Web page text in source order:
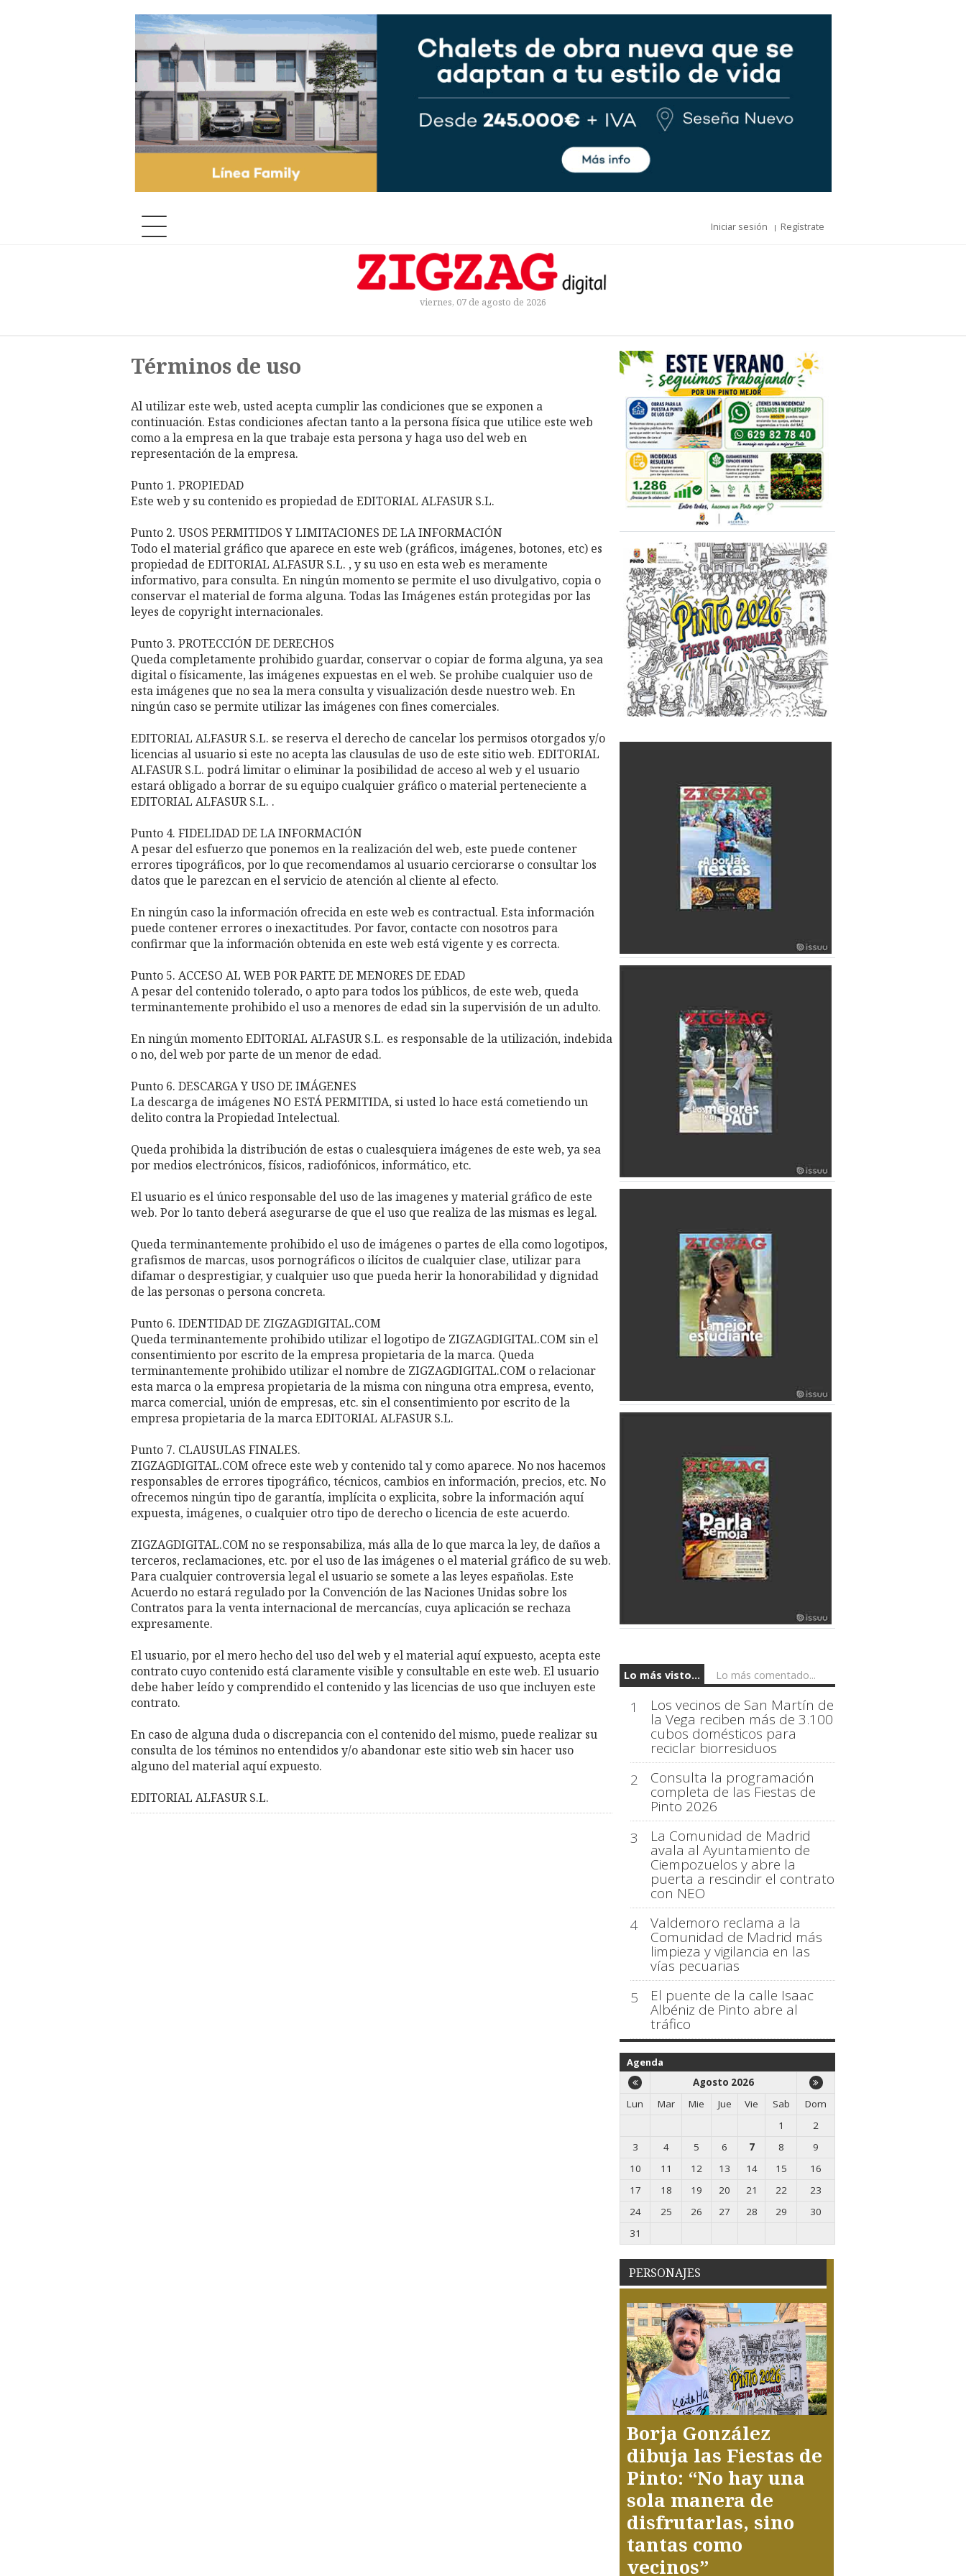
Iniciar sesión Regístrate
viernes, 07 de agosto de 2026
Términos de uso
Al utilizar este web, usted acepta cumplir las condiciones que se exponen a
continuación. Estas condiciones afectan tanto a la persona física que utilice este web
como a la empresa en la que trabaje esta persona y haga uso del web en
representación de la empresa.
Punto 1. PROPIEDAD
Este web y su contenido es propiedad de EDITORIAL ALFASUR S.L.
Punto 2. USOS PERMITIDOS Y LIMITACIONES DE LA INFORMACIÓN
Todo el material gráfico que aparece en este web (gráficos, imágenes, botones, etc) es
propiedad de EDITORIAL ALFASUR S.L. , y su uso en esta web es meramente
informativo, para consulta. En ningún momento se permite el uso divulgativo, copia o
conservar el material de forma alguna. Todas las Imágenes están protegidas por las
leyes de copyright internacionales.
Punto 3. PROTECCIÓN DE DERECHOS
Queda completamente prohibido guardar, conservar o copiar de forma alguna, ya sea
digital o físicamente, las imágenes expuestas en el web. Se prohibe cualquier uso de
esta imágenes que no sea la mera consulta y visualización desde nuestro web. En
ningún caso se permite utilizar las imágenes con fines comerciales.
EDITORIAL ALFASUR S.L. se reserva el derecho de cancelar los permisos otorgados y/o
licencias al usuario si este no acepta las clausulas de uso de este sitio web. EDITORIAL
ALFASUR S.L. podrá limitar o eliminar la posibilidad de acceso al web y el usuario
estará obligado a borrar de su equipo cualquier gráfico o material perteneciente a
EDITORIAL ALFASUR S.L. .
Punto 4. FIDELIDAD DE LA INFORMACIÓN
A pesar del esfuerzo que ponemos en la realización del web, este puede contener
errores tipográficos, por lo que recomendamos al usuario cerciorarse o consultar los
datos que le parezcan en el servicio de atención al cliente al efecto.
En ningún caso la información ofrecida en este web es contractual. Esta información
puede contener errores o inexactitudes. Por favor, contacte con nosotros para
confirmar que la información obtenida en este web está vigente y es correcta.
Punto 5. ACCESO AL WEB POR PARTE DE MENORES DE EDAD
A pesar del contenido tolerado, o apto para todos los públicos, de este web, queda
terminantemente prohibido el uso a menores de edad sin la supervisión de un adulto.
En ningún momento EDITORIAL ALFASUR S.L. es responsable de la utilización, indebida
o no, del web por parte de un menor de edad.
Punto 6. DESCARGA Y USO DE IMÁGENES
La descarga de imágenes NO ESTÁ PERMITIDA, si usted lo hace está cometiendo un
delito contra la Propiedad Intelectual.
Queda prohibida la distribución de estas o cualesquiera imágenes de este web, ya sea
por medios electrónicos, físicos, radiofónicos, informático, etc.
El usuario es el único responsable del uso de las imagenes y material gráfico de este
web. Por lo tanto deberá asegurarse de que el uso que realiza de las mismas es legal.
Queda terminantemente prohibido el uso de imágenes o partes de ella como logotipos,
grafismos de marcas, usos pornográficos o ilícitos de cualquier clase, utilizar para
difamar o desprestigiar, y cualquier uso que pueda herir la honorabilidad y dignidad
de las personas o persona concreta.
Punto 6. IDENTIDAD DE ZIGZAGDIGITAL.COM
Queda terminantemente prohibido utilizar el logotipo de ZIGZAGDIGITAL.COM sin el
consentimiento por escrito de la empresa propietaria de la marca. Queda
terminantemente prohibido utilizar el nombre de ZIGZAGDIGITAL.COM o relacionar
esta marca o la empresa propietaria de la misma con ninguna otra empresa, evento,
marca comercial, unión de empresas, etc. sin el consentimiento por escrito de la
empresa propietaria de la marca EDITORIAL ALFASUR S.L.
Punto 7. CLAUSULAS FINALES.
ZIGZAGDIGITAL.COM ofrece este web y contenido tal y como aparece. No nos hacemos
responsables de errores tipográfico, técnicos, cambios en información, precios, etc. No
ofrecemos ningún tipo de garantía, implícita o explicita, sobre la información aquí
expuesta, imágenes, o cualquier otro tipo de derecho o licencia de este acuerdo.
ZIGZAGDIGITAL.COM no se responsabiliza, más alla de lo que marca la ley, de daños a
terceros, reclamaciones, etc. por el uso de las imágenes o el material gráfico de su web.
Para cualquier controversia legal el usuario se somete a las leyes españolas. Este
Acuerdo no estará regulado por la Convención de las Naciones Unidas sobre los
Contratos para la venta internacional de mercancías, cuya aplicación se rechaza
expresamente.
El usuario, por el mero hecho del uso del web y el material aquí expuesto, acepta este
contrato cuyo contenido está claramente visible y consultable en este web. El usuario
debe haber leído y comprendido el contenido y las licencias de uso que incluyen este
contrato.
En caso de alguna duda o discrepancia con el contenido del mismo, puede realizar su
consulta de los téminos no entendidos y/o abandonar este sitio web sin hacer uso
alguno del material aquí expuesto.
EDITORIAL ALFASUR S.L.
Lo más visto... Lo más comentado...
1 Los vecinos de San Martín de
la Vega reciben más de 3.100
cubos domésticos para
reciclar biorresiduos
2
Consulta la programación
completa de las Fiestas de
Pinto 2026
3
La Comunidad de Madrid
avala al Ayuntamiento de
Ciempozuelos y abre la
puerta a rescindir el contrato
con NEO
4
Valdemoro reclama a la
Comunidad de Madrid más
limpieza y vigilancia en las
vías pecuarias
5
El puente de la calle Isaac
Albéniz de Pinto abre al
tráfico
Agenda
Agosto 2026
Lun
Mar Mie Jue Vie Sab
Dom
1
2
3
4 5 6 7 8
9
10
11 12 13 14 15
16
17
18 19 20 21 22
23
24
25 26 27 28 29
30
31
PERSONAJES
Borja González
dibuja las Fiestas de
Pinto: “No hay una
sola manera de
disfrutarlas, sino
tantas como
vecinos”